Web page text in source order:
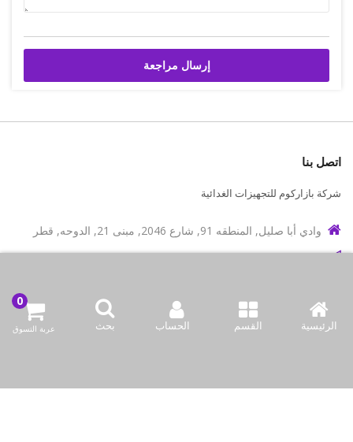
الرئيسية القسم الحساب بحث عربة التسوق
إرسال مراجعة
اتصل بنا
شركة بازاركوم للتجهيزات الغدائية
وادي أبا صليل, المنطقه 91, شارع 2046, مبنى 21, الدوحه, قطر
info@bazaar.com.qa
سياسة المتجر